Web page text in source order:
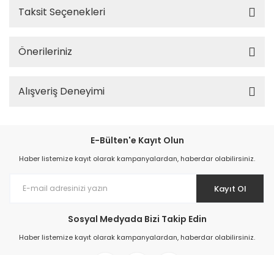
Taksit Seçenekleri
Önerileriniz
Alışveriş Deneyimi
E-Bülten'e Kayıt Olun
Haber listemize kayıt olarak kampanyalardan, haberdar olabilirsiniz.
Kayıt Ol
Sosyal Medyada Bizi Takip Edin
Haber listemize kayıt olarak kampanyalardan, haberdar olabilirsiniz.